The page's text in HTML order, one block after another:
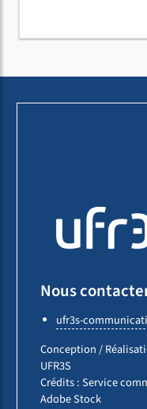
Nous
ufr3s-
Conception /
UFR3S
Crédits : Service
Adobe Stock